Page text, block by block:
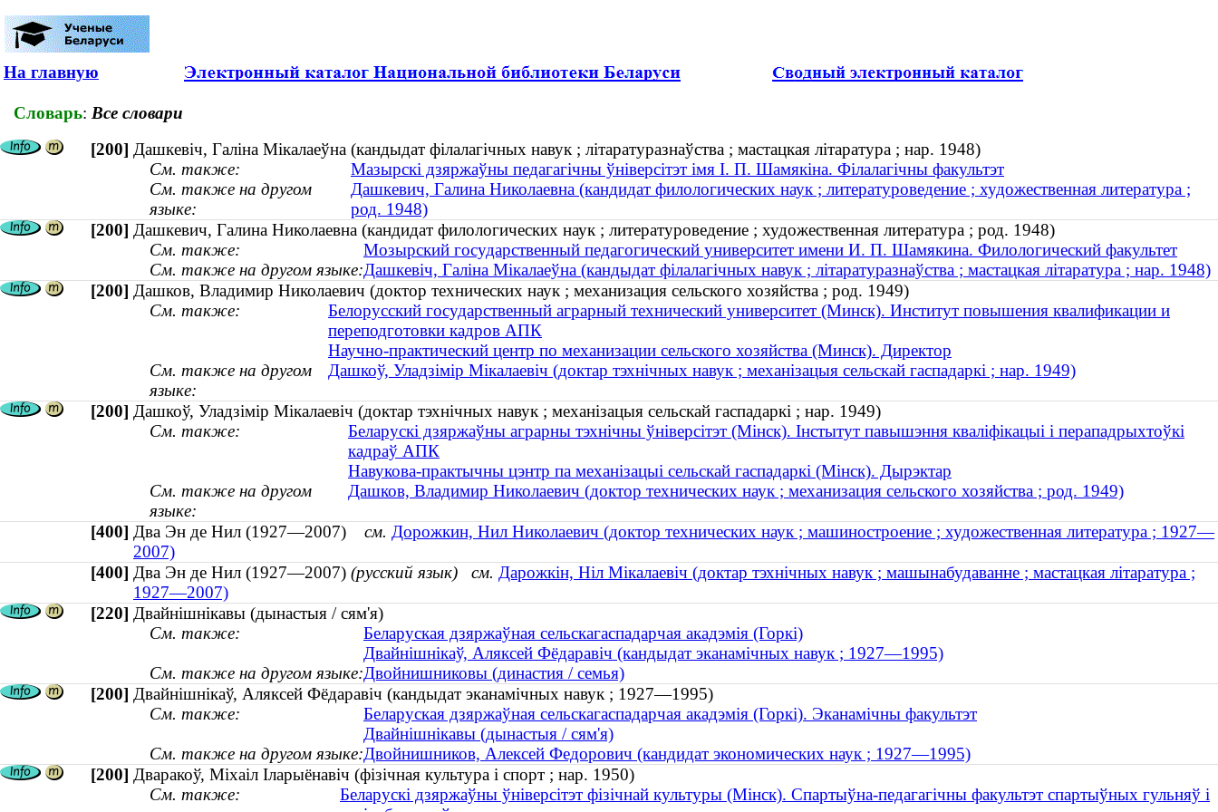
На главную
Словарь: Все словари
[200] Дашкевіч, Галіна Мікалаеўна (кандыдат філалагічных навук ; літаратуразнаўства ; мастацкая літаратура ; нар. 1948)
См. также:
Мазырскі дзяржаўны педагагічны ўніверсітэт імя І. П. Шамякіна. Філалагічны факультэт
См. также на другом
языке:
Дашкевич, Галина Николаевна (кандидат филологических наук ; литературоведение ; художественная литература ;
род. 1948)
[200] Дашкевич, Галина Николаевна (кандидат филологических наук ; литературоведение ; художественная литература ; род. 1948)
См. также:
Мозырский государственный педагогический университет имени И. П. Шамякина. Филологический факультет
См. также на другом языке:Дашкевіч, Галіна Мікалаеўна (кандыдат філалагічных навук ; літаратуразнаўства ; мастацкая літаратура ; нар. 1948)
[200] Дашков, Владимир Николаевич (доктор технических наук ; механизация сельского хозяйства ; род. 1949)
См. также:
Белорусский государственный аграрный технический университет (Минск). Институт повышения квалификации и
переподготовки кадров АПК
Научно-практический центр по механизации сельского хозяйства (Минск). Директор
См. также на другом
языке:
Дашкоў, Уладзімір Мікалаевіч (доктар тэхнічных навук ; механізацыя сельскай гаспадаркі ; нар. 1949)
[200] Дашкоў, Уладзімір Мікалаевіч (доктар тэхнічных навук ; механізацыя сельскай гаспадаркі ; нар. 1949)
См. также:
Беларускі дзяржаўны аграрны тэхнічны ўніверсітэт (Мінск). Інстытут павышэння кваліфікацыі і перападрыхтоўкі
кадраў АПК
Навукова-практычны цэнтр па механізацыі сельскай гаспадаркі (Мінск). Дырэктар
См. также на другом
языке:
Дашков, Владимир Николаевич (доктор технических наук ; механизация сельского хозяйства ; род. 1949)
[400] Два Эн де Нил (1927—2007) см. Дорожкин, Нил Николаевич (доктор технических наук ; машиностроение ; художественная литература ; 1927—
2007)
[400] Два Эн де Нил (1927—2007) (русский язык) см. Дарожкін, Ніл Мікалаевіч (доктар тэхнічных навук ; машынабудаванне ; мастацкая літаратура ;
1927—2007)
[220] Двайнішнікавы (дынастыя / сям'я)
См. также:
Беларуская дзяржаўная сельскагаспадарчая акадэмія (Горкі)
Двайнішнікаў, Аляксей Фёдаравіч (кандыдат эканамічных навук ; 1927—1995)
См. также на другом языке:Двойнишниковы (династия / семья)
[200] Двайнішнікаў, Аляксей Фёдаравіч (кандыдат эканамічных навук ; 1927—1995)
См. также:
Беларуская дзяржаўная сельскагаспадарчая акадэмія (Горкі). Эканамічны факультэт
Двайнішнікавы (дынастыя / сям'я)
См. также на другом языке:Двойнишников, Алексей Федорович (кандидат экономических наук ; 1927—1995)
[200] Дваракоў, Міхаіл Іларыёнавіч (фізічная культура і спорт ; нар. 1950)
См. также:
Беларускі дзяржаўны ўніверсітэт фізічнай культуры (Мінск). Спартыўна-педагагічны факультэт спартыўных гульняў і